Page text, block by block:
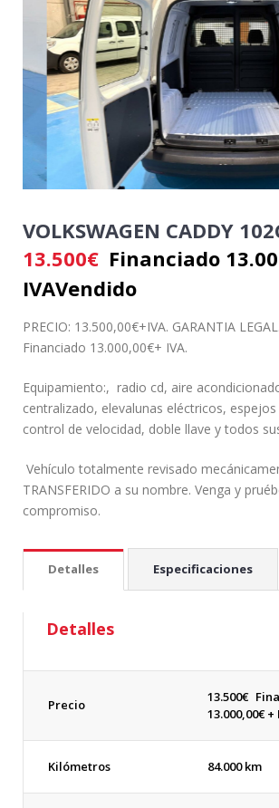
VOLKSWAGEN CADDY
13.500€ Financiado
IVAVendido
PRECIO: 13.500,00€+IVA. GARANTIA
Financiado 13.000,00€+ IVA.
Equipamiento:, radio cd, aire
centralizado, elevalunas eléctricos,
control de velocidad, doble llave y todos
Vehículo totalmente revisado
TRANSFERIDO a su nombre. Venga y
compromiso.
Detalles Especificaciones
Detalles
Precio 13.500€
13.000,00€ +
Kilómetros 84.000 km